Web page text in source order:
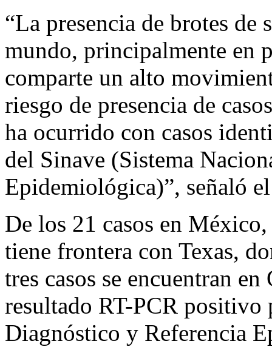
“La presencia de brotes de
mundo, principalmente en
comparte un alto
riesgo de presencia de
ha ocurrido con casos
del Sinave (Sistema
Epidemiológica)”, señaló
De los 21 casos en
tiene frontera con Texas,
tres casos se encuentran
resultado RT-PCR
Diagnóstico y Referencia